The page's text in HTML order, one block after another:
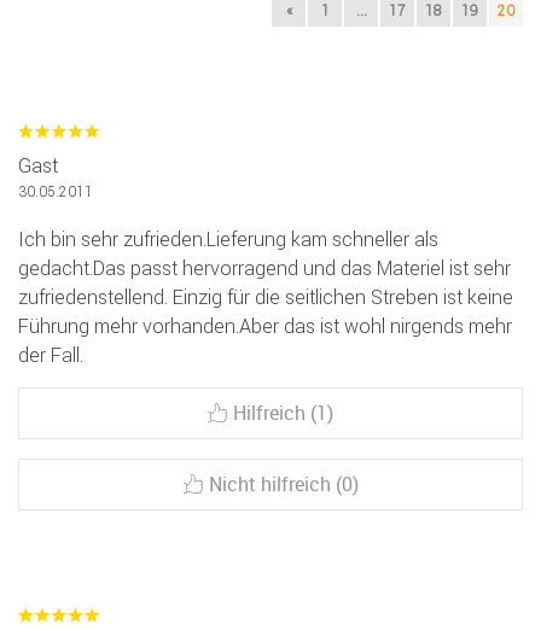
« 1 ... 17 18 19 20
Gast
30.05.2011
Ich bin sehr zufrieden.Lieferung kam schneller als
gedacht.Das passt hervorragend und das Materiel ist sehr
zufriedenstellend. Einzig für die seitlichen Streben ist keine
Führung mehr vorhanden.Aber das ist wohl nirgends mehr
der Fall.
Hilfreich (1)
Nicht hilfreich (0)